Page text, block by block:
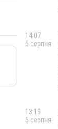
14:07
5 серпня
13:19
5 серпня